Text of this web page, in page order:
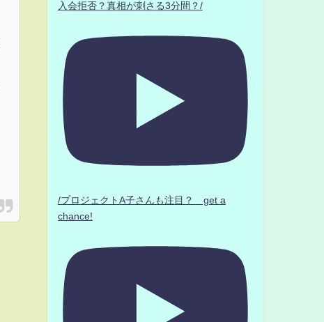
入会拒否？真相が刺さる3分間？/
/プロジェクトA子さんも注目？ get a
chance!